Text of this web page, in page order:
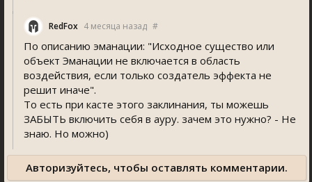
RedFox 4 месяца назад #
По описанию эманации: "Исходное существо или
объект Эманации не включается в область
воздействия, если только создатель эффекта не
решит иначе".
То есть при касте этого заклинания, ты можешь
ЗАБЫТЬ включить себя в ауру. зачем это нужно? - Не
знаю. Но можно)
Авторизуйтесь, чтобы оставлять комментарии.